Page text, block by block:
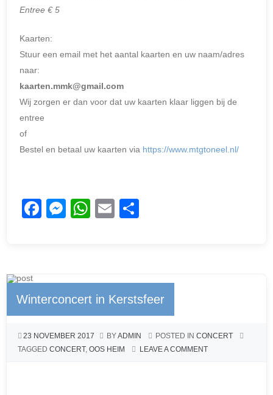
Entree € 5
Kaarten:
Stuur een email met het aantal kaarten en uw naam/adres
naar:
kaarten.mmk@gmail.com
Wij zorgen er dan voor dat uw kaarten klaar liggen bij de
entree
of
Bestel en betaal uw kaarten via https://www.mtgtoneel.nl/
F
b
o
k
M
n
g
W
A
p
E
Winterconcert in Kerstsfeer
23 NOVEMBER 2017 BYADMIN POSTED IN CONCERT
TAGGED CONCERT, OOS HEIM LEAVE A COMMENT